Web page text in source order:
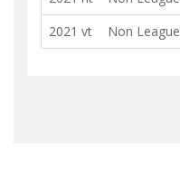
2021 vt
Non League